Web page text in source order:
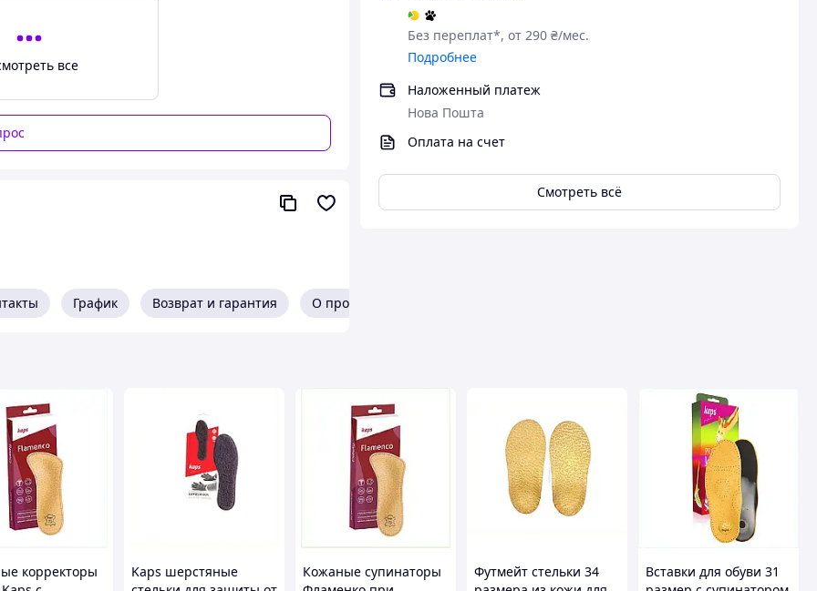
Без переплат*, от 290 ₴/мес.
Подробнее
Наложенный платеж
Нова Пошта
Оплата на счет
Смотреть всё
с точностью до 1 микросекунды
настраиваемое постоянное
аккумуляторов дронов
все
График Возврат и гарантия О продавце
корректоры
Kaps шерстяные
Кожаные супинаторы
Футмейт стельки 34
Вставки для обуви 31